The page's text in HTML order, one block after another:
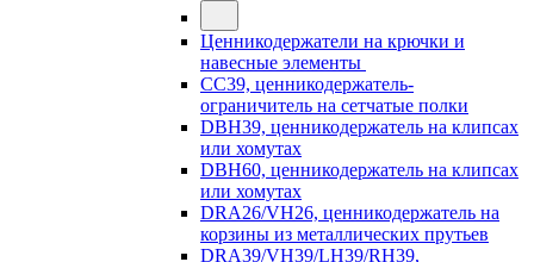
Ценникодержатели на крючки и
навесные элементы
CC39, ценникодержатель-
ограничитель на сетчатые полки
DBH39, ценникодержатель на клипсах
или хомутах
DBH60, ценникодержатель на клипсах
или хомутах
DRA26/VH26, ценникодержатель на
корзины из металлических прутьев
DRA39/VH39/LH39/RH39,